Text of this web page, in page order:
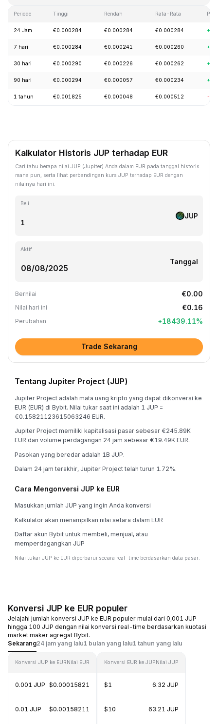
Periode Tinggi Rendah Rata-Rata
24 Jam €0.000284 €0.000284 €0.000284
7 hari €0.000284 €0.000241 €0.000260
30 hari €0.000290 €0.000226 €0.000262
90 hari €0.000294 €0.000057 €0.000234
1 tahun €0.001825 €0.000048 €0.000512 -
Kalkulator Historis JUP terhadap EUR
Cari tahu berapa nilai JUP (Jupiter) Anda dalam EUR pada tanggal historis
mana pun, serta lihat perbandingan kurs JUP terhadap EUR dengan
nilainya hari ini.
Beli
JUP
Aktif
Tanggal
Bernilai €0.00
Nilai hari ini €0.16
Perubahan +18439.11%
Trade Sekarang
Tentang Jupiter Project (JUP)
Jupiter Project adalah mata uang kripto yang dapat dikonversi ke
EUR (EUR) di Bybit. Nilai tukar saat ini adalah 1 JUP =
€0.15821123615063246 EUR.
Jupiter Project memiliki kapitalisasi pasar sebesar €245.89K
EUR dan volume perdagangan 24 jam sebesar €19.49K EUR.
Pasokan yang beredar adalah 1B JUP.
Dalam 24 jam terakhir, Jupiter Project telah turun 1.72%.
Cara Mengonversi JUP ke EUR
Masukkan jumlah JUP yang ingin Anda konversi
Kalkulator akan menampilkan nilai setara dalam EUR
Daftar akun Bybit untuk membeli, menjual, atau
memperdagangkan JUP
Nilai tukar JUP ke EUR diperbarui secara real-time berdasarkan data pasar.
Konversi JUP ke EUR populer
Jelajahi jumlah konversi JUP ke EUR populer mulai dari 0,001 JUP
hingga 100 JUP dengan nilai konversi real-time berdasarkan kuotasi
market maker agregat Bybit.
Sekarang24 jam yang lalu1 bulan yang lalu1 tahun yang lalu
Konversi JUP ke EURNilai EUR
0.001 JUP $0.00015821
0.01 JUP $0.00158211
Konversi EUR ke JUPNilai JUP
$1 6.32 JUP
$10 63.21 JUP